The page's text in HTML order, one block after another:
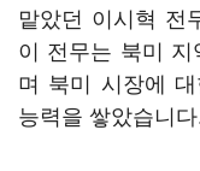
맡았던 이시혁 전
이 전무는 북미
며 북미 시장에
능력을 쌓았습니